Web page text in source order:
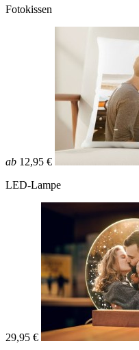
Fotokissen
ab 12,95 €
LED-Lampe
29,95 €